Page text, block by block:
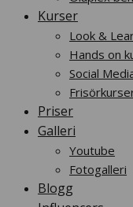
Kurser
Look &
Hands on
Social
Priser
Galleri
Youtube
Fotogalleri
Blogg